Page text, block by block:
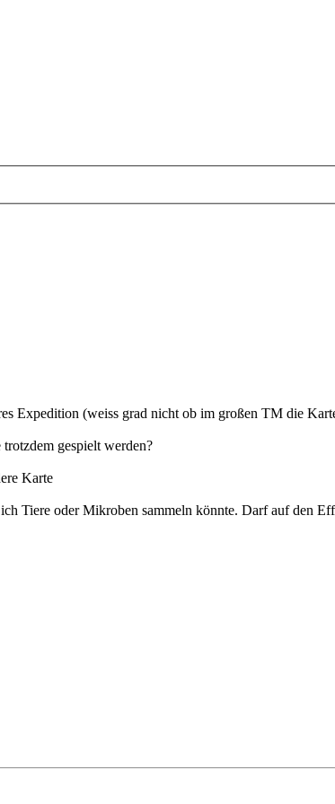
Expedition (weiss grad nicht ob im großen TM die
gespielt werden?
Karte
Tiere oder Mikroben sammeln könnte. Darf auf den